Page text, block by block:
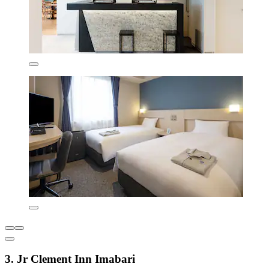
3. Jr Clement Inn Imabari